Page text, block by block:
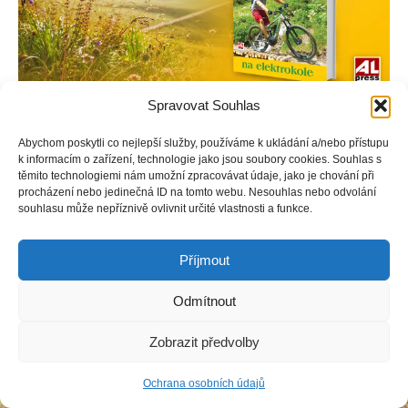
Spravovat Souhlas
Abychom poskytli co nejlepší služby, používáme k ukládání a/nebo přístupu
k informacím o zařízení, technologie jako jsou soubory cookies. Souhlas s
těmito technologiemi nám umožní zpracovávat údaje, jako je chování při
procházení nebo jedinečná ID na tomto webu. Nesouhlas nebo odvolání
souhlasu může nepříznivě ovlivnit určité vlastnosti a funkce.
Příjmout
Odmítnout
Zobrazit předvolby
Ochrana osobních údajů
Copyright © Weiron Dynamics, s.r.o. |Tvorba webových stráneka
SEO